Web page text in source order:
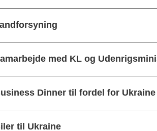
med KL og
Dinner til fordel for Ukraine
til Ukraine